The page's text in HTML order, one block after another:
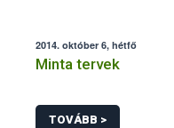
2014. október 6, hétfő
Minta tervek
TOVÁBB >